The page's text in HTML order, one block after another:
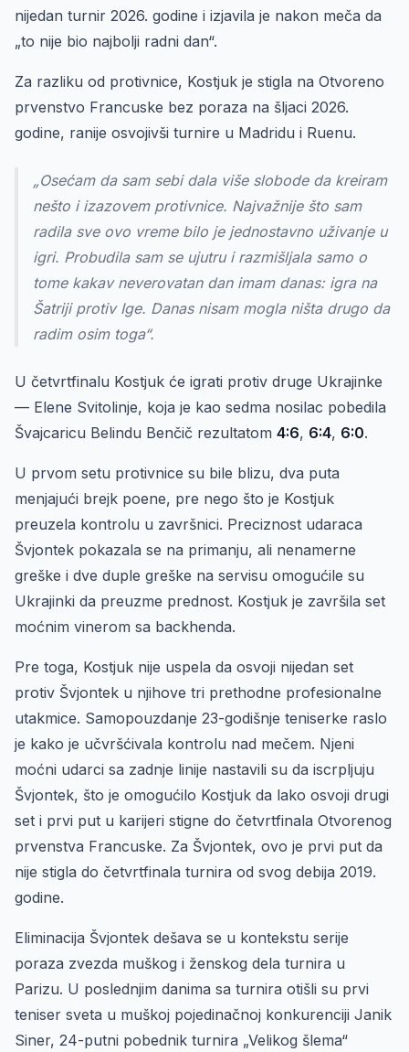
nijedan turnir 2026. godine i izjavila je nakon meča da
„to nije bio najbolji radni dan“.
Za razliku od protivnice, Kostjuk je stigla na Otvoreno
prvenstvo Francuske bez poraza na šljaci 2026.
godine, ranije osvojivši turnire u Madridu i Ruenu.
„Osećam da sam sebi dala više slobode da kreiram
nešto i izazovem protivnice. Najvažnije što sam
radila sve ovo vreme bilo je jednostavno uživanje u
igri. Probudila sam se ujutru i razmišljala samo o
tome kakav neverovatan dan imam danas: igra na
Šatriji protiv Ige. Danas nisam mogla ništa drugo da
radim osim toga“.
U četvrtfinalu Kostjuk će igrati protiv druge Ukrajinke
— Elene Svitolinje, koja je kao sedma nosilac pobedila
Švajcaricu Belindu Benčič rezultatom 4:6, 6:4, 6:0.
U prvom setu protivnice su bile blizu, dva puta
menjajući brejk poene, pre nego što je Kostjuk
preuzela kontrolu u završnici. Preciznost udaraca
Švjontek pokazala se na primanju, ali nenamerne
greške i dve duple greške na servisu omogućile su
Ukrajinki da preuzme prednost. Kostjuk je završila set
moćnim vinerom sa backhenda.
Pre toga, Kostjuk nije uspela da osvoji nijedan set
protiv Švjontek u njihove tri prethodne profesionalne
utakmice. Samopouzdanje 23-godišnje teniserke raslo
je kako je učvršćivala kontrolu nad mečem. Njeni
moćni udarci sa zadnje linije nastavili su da iscrpljuju
Švjontek, što je omogućilo Kostjuk da lako osvoji drugi
set i prvi put u karijeri stigne do četvrtfinala Otvorenog
prvenstva Francuske. Za Švjontek, ovo je prvi put da
nije stigla do četvrtfinala turnira od svog debija 2019.
godine.
Eliminacija Švjontek dešava se u kontekstu serije
poraza zvezda muškog i ženskog dela turnira u
Parizu. U poslednjim danima sa turnira otišli su prvi
teniser sveta u muškoj pojedinačnoj konkurenciji Janik
Siner, 24-putni pobednik turnira „Velikog šlema“